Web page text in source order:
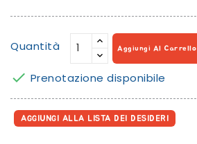
Quantità Aggiungi Al Carrello
 Prenotazione disponibile
AGGIUNGI ALLA LISTA DEI DESIDERI